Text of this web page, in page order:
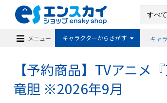
メニュー キャラクターからさがす キャ
【予約商品】TVアニメ
竜胆 ※2026年9月